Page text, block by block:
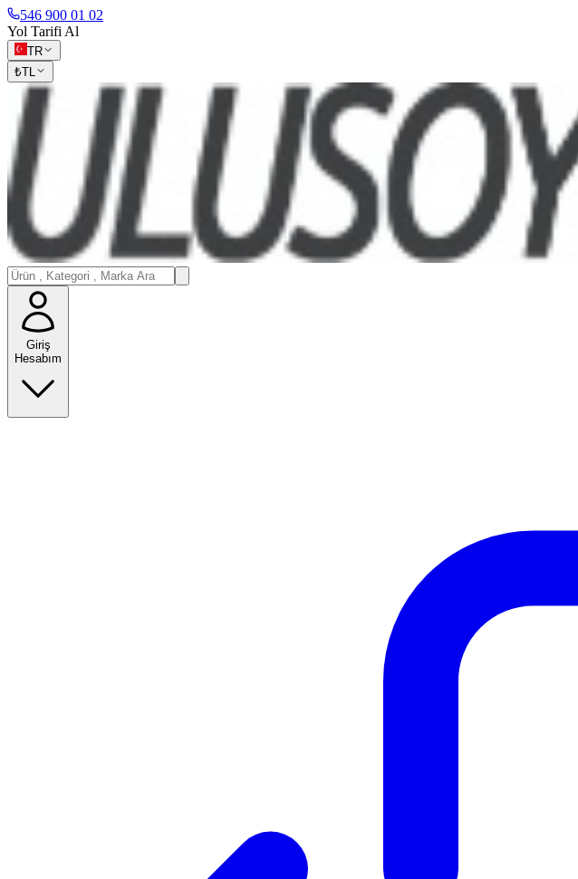
546 900 01 02
Yol Tarifi Al
TR
₺TL
Giriş
Hesabım